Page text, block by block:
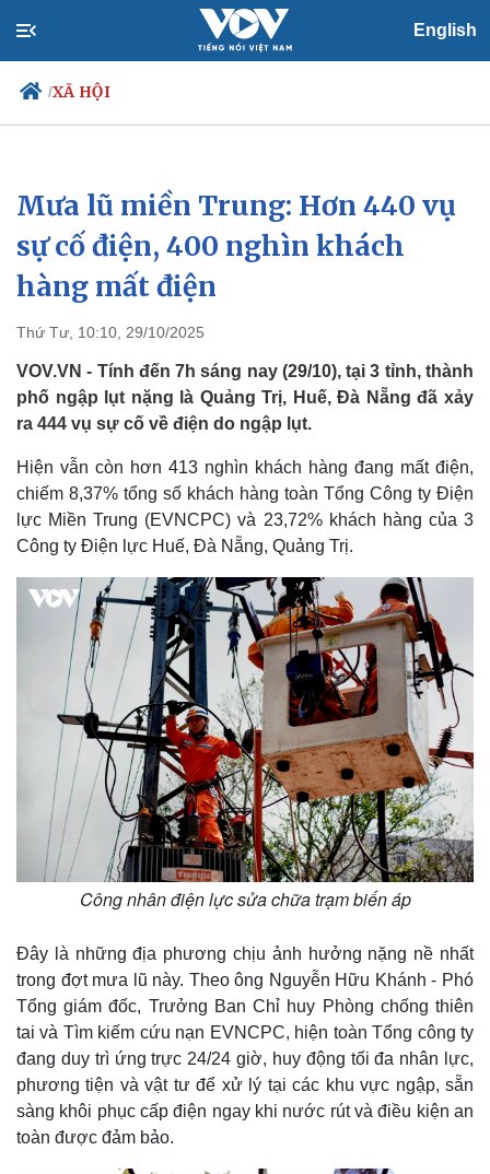
English
/XÃ HỘI
Chính trị
Đảng
Tổ chức nhân sự
Quốc hội
Nhận diện sự thật
Xã hội
Tin 24h
Dự báo thời tiết
Mưa lũ miền Trung: Hơn 440 vụ
sự cố điện, 400 nghìn khách
hàng mất điện
Thứ Tư, 10:10, 29/10/2025
VOV.VN - Tính đến 7h sáng nay (29/10), tại 3 tỉnh, thành
phố ngập lụt nặng là Quảng Trị, Huế, Đà Nẵng đã xảy
ra 444 vụ sự cố về điện do ngập lụt.
Hiện vẫn còn hơn 413 nghìn khách hàng đang mất điện,
chiếm 8,37% tổng số khách hàng toàn Tổng Công ty Điện
lực Miền Trung (EVNCPC) và 23,72% khách hàng của 3
Công ty Điện lực Huế, Đà Nẵng, Quảng Trị.
Công nhân điện lực sửa chữa trạm biến áp
Đây là những địa phương chịu ảnh hưởng nặng nề nhất
trong đợt mưa lũ này. Theo ông Nguyễn Hữu Khánh - Phó
Tổng giám đốc, Trưởng Ban Chỉ huy Phòng chống thiên
tai và Tìm kiếm cứu nạn EVNCPC, hiện toàn Tổng công ty
đang duy trì ứng trực 24/24 giờ, huy động tối đa nhân lực,
phương tiện và vật tư để xử lý tại các khu vực ngập, sẵn
sàng khôi phục cấp điện ngay khi nước rút và điều kiện an
toàn được đảm bảo.